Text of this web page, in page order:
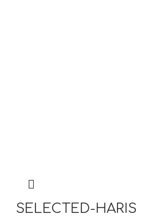
SELECTED-HARIS